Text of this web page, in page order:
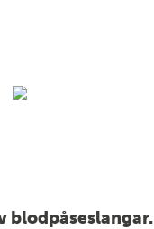
blodpåseslangar.